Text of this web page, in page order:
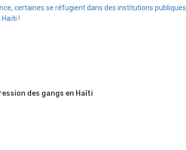
certaines se réfugient dans des institutions publiques
!
des gangs en Haïti